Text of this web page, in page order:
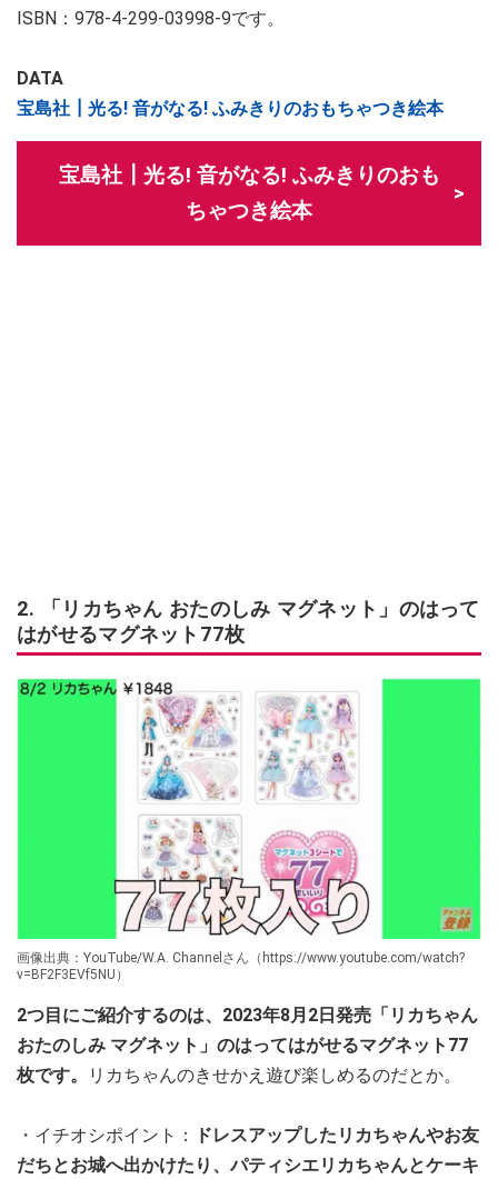
ISBN：978-4-299-03998-9です。
DATA
宝島社┃光る! 音がなる! ふみきりのおもちゃつき絵本
宝島社┃光る! 音がなる! ふみきりのおも
ちゃつき絵本
2. 「リカちゃん おたのしみ マグネット」のはって
はがせるマグネット77枚
画像出典：YouTube/W.A. Channelさん（https://www.youtube.com/watch?
v=BF2F3EVf5NU）
2つ目にご紹介するのは、2023年8月2日発売「リカちゃん
おたのしみ マグネット」のはってはがせるマグネット77
枚です。
リカちゃんのきせかえ遊び楽しめるのだとか。
・イチオシポイント：
ドレスアップしたリカちゃんやお友
だちとお城へ出かけたり、パティシエリカちゃんとケーキ